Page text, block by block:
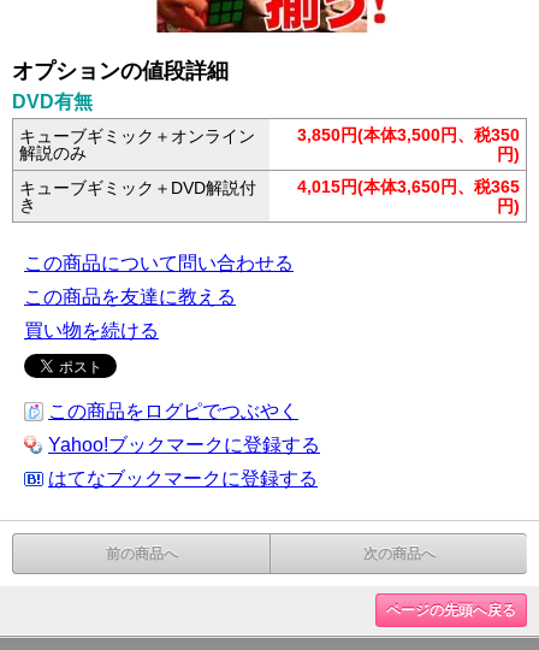
オプションの値段詳細
DVD有無
キューブギミック＋オンライン
解説のみ
3,850円(本体3,500円、税350
円)
キューブギミック＋DVD解説付
き
4,015円(本体3,650円、税365
円)
この商品について問い合わせる
この商品を友達に教える
買い物を続ける
この商品をログピでつぶやく
Yahoo!ブックマークに登録する
はてなブックマークに登録する
前の商品へ 次の商品へ
ページの先頭へ戻る